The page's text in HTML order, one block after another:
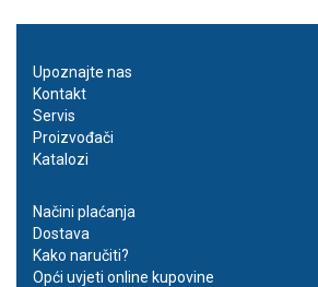
Upoznajte nas
Kontakt
Servis
Proizvođači
Katalozi
Načini plaćanja
Dostava
Kako naručiti?
Opći uvjeti online kupovine